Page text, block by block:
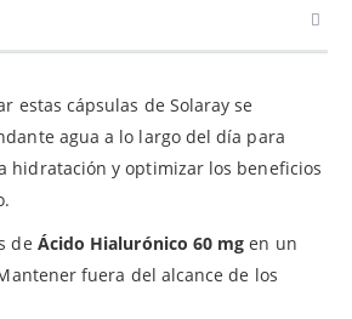
estas cápsulas de Solaray se
agua a lo largo del día para
hidratación y optimizar los beneficios
de Ácido Hialurónico 60 mgen un
fuera del alcance de los